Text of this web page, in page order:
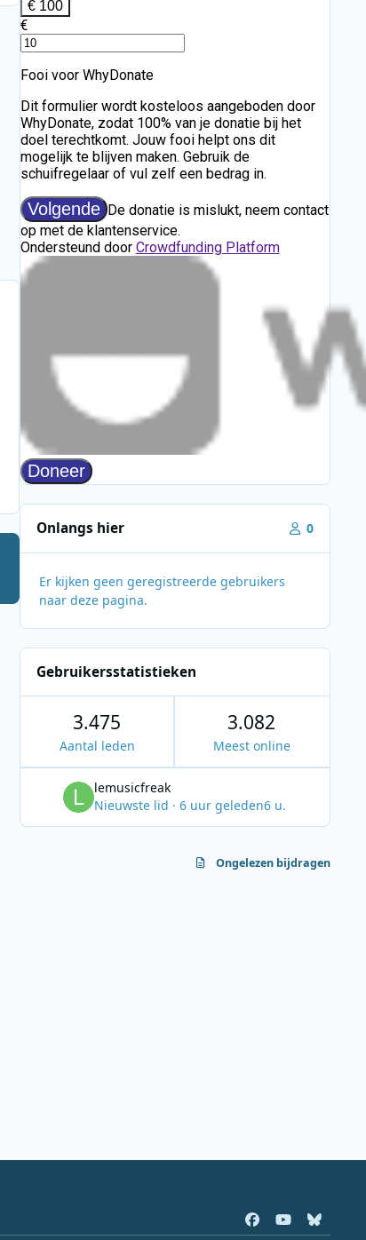
Onlangs hier 0
Er kijken geen geregistreerde gebruikers
naar deze pagina.
Gebruikersstatistieken
3.475
Aantal leden
3.082
Meest online
lemusicfreak
Nieuwste lid ·6 uur geleden6 u.
Ongelezen bijdragen
a
o
b
l